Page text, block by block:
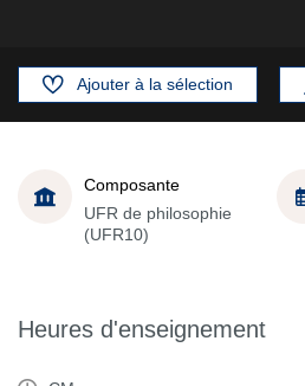
Ajouter à la sélection
Composante
UFR de philosophie
(UFR10)
Heures d'enseignement